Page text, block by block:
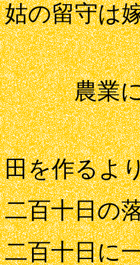
姑の留守は
農業に
田を作るよ
二百十日の
二百十日に